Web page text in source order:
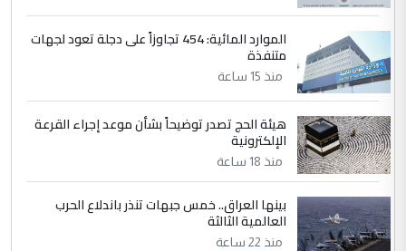
الموارد المائية: 454 تجاوزاً على دجلة تعود لجهات
متنفذة
منذ 15 ساعة
هيئة الحج تصدر توضيحاً بشأن موعد إجراء القرعة
الإلكترونية
منذ 18 ساعة
بينها العراق.. خمس جبهات تنذر باندلاع الحرب
العالمية الثالثة
منذ 22 ساعة